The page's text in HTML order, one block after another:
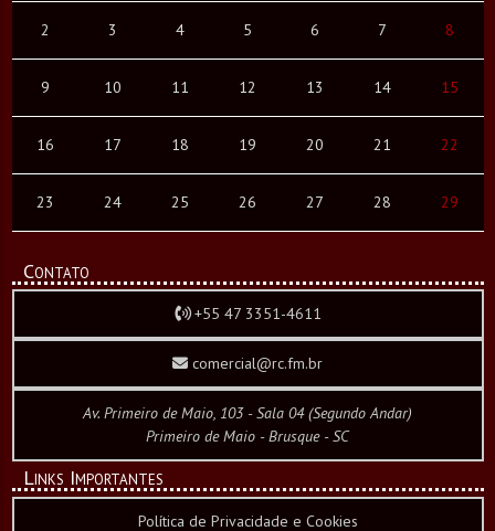
2 3 4 5 6 7 8
9 10 11 12 13 14 15
16 17 18 19 20 21 22
23 24 25 26 27 28 29
Contato
+55 47 3351-4611
comercial@rc.fm.br
Av. Primeiro de Maio, 103 - Sala 04 (Segundo Andar)
Primeiro de Maio - Brusque - SC
Links Importantes
Política de Privacidade e Cookies